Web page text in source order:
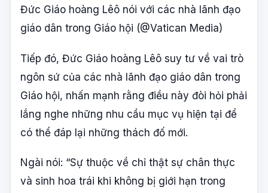
Đức Giáo hoàng Lêô nói với các nhà lãnh đạo
giáo dân trong Giáo hội (@Vatican Media)
Tiếp đó, Đức Giáo hoàng Lêô suy tư về vai trò
ngôn sứ của các nhà lãnh đạo giáo dân trong
Giáo hội, nhấn mạnh rằng điều này đòi hỏi phải
lắng nghe những nhu cầu mục vụ hiện tại để
có thể đáp lại những thách đố mới.
Ngài nói: “Sự thuộc về chỉ thật sự chân thực
và sinh hoa trái khi không bị giới hạn trong